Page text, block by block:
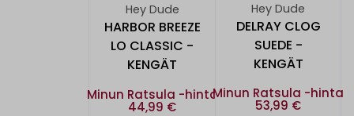
Hey Dude
HARBOR BREEZE
LO CLASSIC -
KENGÄT
Minun Ratsula -hinta
44,99 €
Hey Dude
DELRAY CLOG
SUEDE -
KENGÄT
Minun Ratsula -hinta
53,99 €